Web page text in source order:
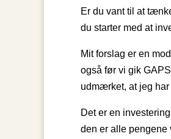
Er du vant til at
du starter med at
Mit forslag er en
også før vi gik
udmærket, at jeg
Det er en
den er alle